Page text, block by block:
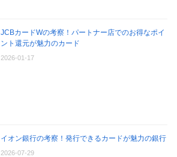
JCBカードWの考察！パートナー店でのお得なポイ
ント還元が魅力のカード
2026-01-17
イオン銀行の考察！発行できるカードが魅力の銀行
2026-07-29